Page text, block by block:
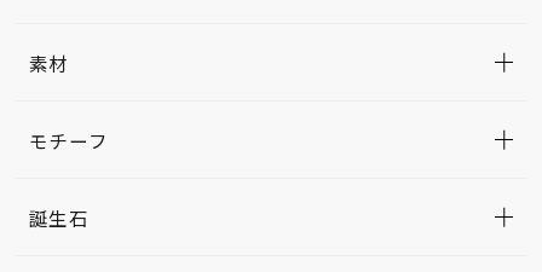
素材
モチーフ
誕生石